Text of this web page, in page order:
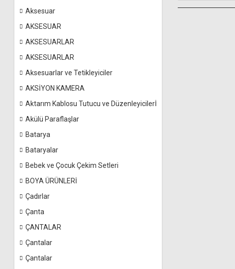
Aksesuar
AKSESUAR
AKSESUARLAR
AKSESUARLAR
Aksesuarlar ve Tetikleyiciler
AKSİYON KAMERA
Aktarım Kablosu Tutucu ve Düzenleyicilerİ
Akülü Paraflaşlar
Batarya
Bataryalar
Bebek ve Çocuk Çekim Setleri
BOYA ÜRÜNLERİ
Çadırlar
Çanta
ÇANTALAR
Çantalar
Çantalar